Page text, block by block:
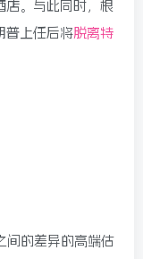
店。与此同时，根
普上任后将脱离特
间的差异的高端估